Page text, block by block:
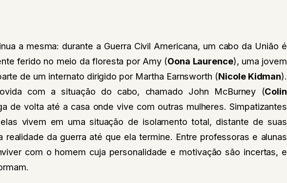
a mesma: durante a Guerra Civil Americana, um cabo da União é
ferido no meio da floresta por Amy (Oona Laurence), uma jovem
de um internato dirigido por Martha Earnsworth (Nicole Kidman).
com a situação do cabo, chamado John McBurney (Colin
de volta até a casa onde vive com outras mulheres. Simpatizantes
vivem em uma situação de isolamento total, distante de suas
realidade da guerra até que ela termine. Entre professoras e alunas
com o homem cuja personalidade e motivação são incertas, e